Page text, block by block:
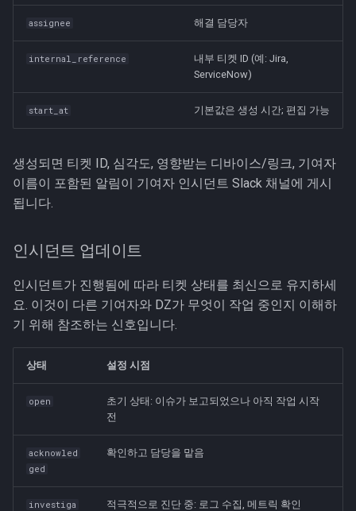
assignee 해결 담당자
internal_reference
내부 티켓 ID (예: Jira,
ServiceNow)
start_at 기본값은 생성 시간; 편집 가능
생성되면 티켓 ID, 심각도, 영향받는 디바이스/링크, 기여자
이름이 포함된 알림이 기여자 인시던트 Slack 채널에 게시
됩니다.
인시던트 업데이트
인시던트가 진행됨에 따라 티켓 상태를 최신으로 유지하세
요. 이것이 다른 기여자와 DZ가 무엇이 작업 중인지 이해하
기 위해 참조하는 신호입니다.
상태 설정 시점
open
초기 상태: 이슈가 보고되었으나 아직 작업 시작
전
acknowled
ged
확인하고 담당을 맡음
investiga
적극적으로 진단 중: 로그 수집, 메트릭 확인